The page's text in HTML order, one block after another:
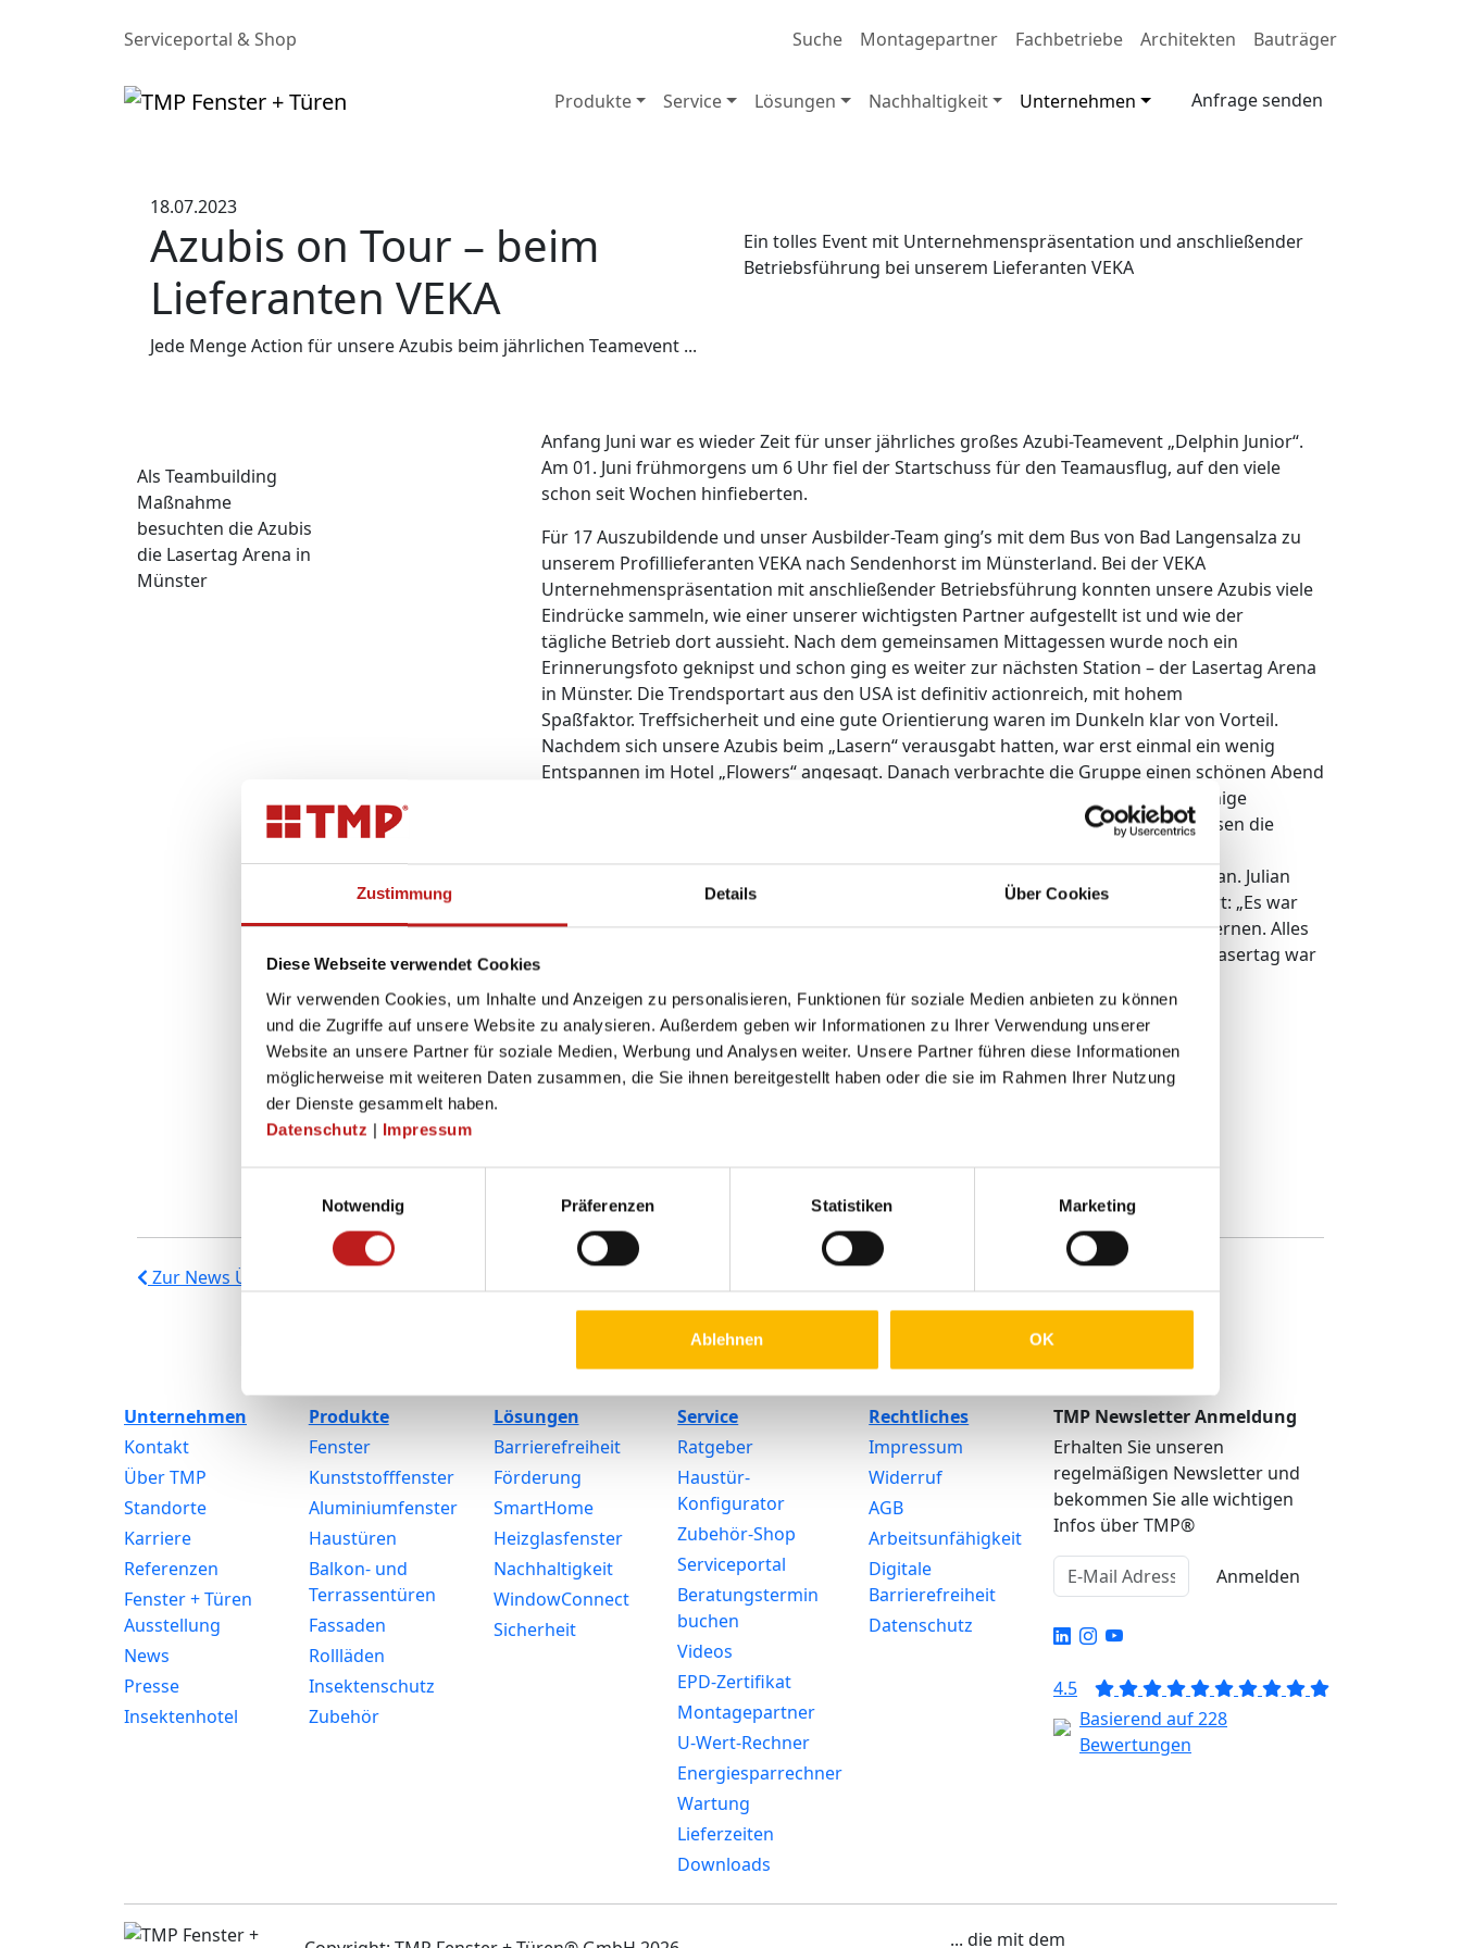
Zustimmung Details Über Cookies
Diese Webseite verwendet Cookies
Wir verwenden Cookies, um Inhalte und Anzeigen zu personalisieren, Funktionen für soziale Medien anbieten zu können
und die Zugriffe auf unsere Website zu analysieren. Außerdem geben wir Informationen zu Ihrer Verwendung unserer
Website an unsere Partner für soziale Medien, Werbung und Analysen weiter. Unsere Partner führen diese Informationen
möglicherweise mit weiteren Daten zusammen, die Sie ihnen bereitgestellt haben oder die sie im Rahmen Ihrer Nutzung
der Dienste gesammelt haben.
Datenschutz | Impressum
Notwendig
Präferenzen Statistiken Marketing
Ablehnen OK
Serviceportal & Shop Suche Montagepartner Fachbetriebe Architekten Bauträger
Produkte Service Lösungen Nachhaltigkeit Unternehmen Anfrage senden
18.07.2023
Azubis on Tour – beim
Lieferanten VEKA
Jede Menge Action für unsere Azubis beim jährlichen Teamevent ...
Ein tolles Event mit Unternehmenspräsentation und anschließender
Betriebsführung bei unserem Lieferanten VEKA
Als Teambuilding
Maßnahme
besuchten die Azubis
die Lasertag Arena in
Münster
Anfang Juni war es wieder Zeit für unser jährliches großes Azubi-Teamevent „Delphin Junior“.
Am 01. Juni frühmorgens um 6 Uhr fiel der Startschuss für den Teamausflug, auf den viele
schon seit Wochen hinfieberten.
Für 17 Auszubildende und unser Ausbilder-Team ging’s mit dem Bus von Bad Langensalza zu
unserem Profillieferanten VEKA nach Sendenhorst im Münsterland. Bei der VEKA
Unternehmenspräsentation mit anschließender Betriebsführung konnten unsere Azubis viele
Eindrücke sammeln, wie einer unserer wichtigsten Partner aufgestellt ist und wie der
tägliche Betrieb dort aussieht. Nach dem gemeinsamen Mittagessen wurde noch ein
Erinnerungsfoto geknipst und schon ging es weiter zur nächsten Station – der Lasertag Arena
in Münster. Die Trendsportart aus den USA ist definitiv actionreich, mit hohem
Spaßfaktor. Treffsicherheit und eine gute Orientierung waren im Dunkeln klar von Vorteil.
Nachdem sich unsere Azubis beim „Lasern“ verausgabt hatten, war erst einmal ein wenig
Entspannen im Hotel „Flowers“ angesagt. Danach verbrachte die Gruppe einen schönen Abend
im „Hans im Glück“, mit leckeren Burgern und Cocktails. Zurück im Hotel saßen einige
Azubis und Ausbilder noch gemütlich auf der Dachterrasse zusammen und genossen die
zusammengeschweißte Truppe nach dem gemeinsamen Frühstück die Heimreise an. Julian
Bothe, der bei uns seine Ausbildung zum Industriekaufmann macht, war begeistert: „Es war
ein tolles Event, um auch die Azubis aus anderen Bereichen mal besser kennenzulernen. Alles
war gut organisiert, die Unternehmensvorstellung bei VEKA war interessant und Lasertag war
Getränke danach waren mega lecker.“
Wir freuen uns schon auf nächstes Jahr zum Delphin Junior mit unseren Azubis!
Zur News Übersicht
Unternehmen
Kontakt
Über TMP
Standorte
Karriere
Referenzen
Fenster + Türen
Ausstellung
News
Presse
Insektenhotel
Produkte
Fenster
Kunststofffenster
Aluminiumfenster
Haustüren
Balkon- und
Terrassentüren
Fassaden
Rollläden
Insektenschutz
Zubehör
Lösungen
Barrierefreiheit
Förderung
SmartHome
Heizglasfenster
Nachhaltigkeit
WindowConnect
Sicherheit
Service
Ratgeber
Haustür-
Konfigurator
Zubehör-Shop
Serviceportal
Beratungstermin
buchen
Videos
EPD-Zertifikat
Montagepartner
U-Wert-Rechner
Energiesparrechner
Wartung
Lieferzeiten
Downloads
Rechtliches
Impressum
Widerruf
AGB
Arbeitsunfähigkeit
Digitale
Barrierefreiheit
Datenschutz
TMP Newsletter Anmeldung
Erhalten Sie unseren
regelmäßigen Newsletter und
bekommen Sie alle wichtigen
Infos über TMP®
Anmelden
4.5
Basierend auf 228
Bewertungen
... die mit dem